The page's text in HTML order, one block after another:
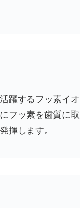
躍するフッ素イオ
フッ素を歯質に取
揮します。